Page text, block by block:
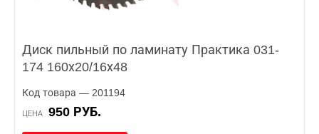
Диск пильный по ламинату Практика 031-
174 160х20/16х48
Код товара — 201194
ЦЕНА 950 РУБ.